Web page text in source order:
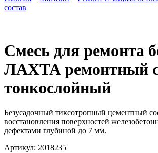
состав
Смесь для ремонта
ЛАХТА ремонтный
тонкослойный
Безусадочный тиксотропный цементный
восстановления поверхностей
дефектами глубиной до 7 мм.
Артикул: 2018235